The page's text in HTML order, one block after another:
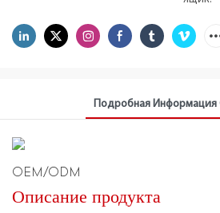
Подробная Информация
OEM/ODM
Описание продукта